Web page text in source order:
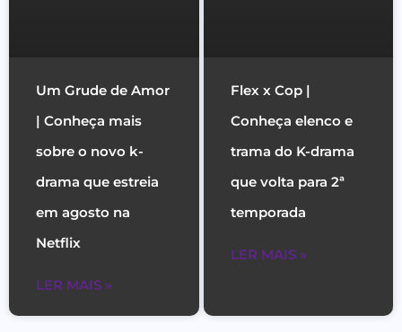
Um Grude de Amor
| Conheça mais
sobre o novo k-
drama que estreia
em agosto na
Netflix
LER MAIS »
Flex x Cop |
Conheça elenco e
trama do K-drama
que volta para 2ª
temporada
LER MAIS »